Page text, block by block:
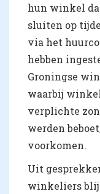
hun winkel
sluiten op
via het
hebben
Groningse
waarbij
verplichte
werden
voorkomen.
Uit
winkeliers